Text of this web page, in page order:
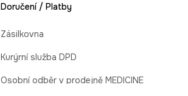
Doručení / Platby
Zásilkovna
Kurýrní služba DPD
Osobní odběr v prodejně MEDICINE